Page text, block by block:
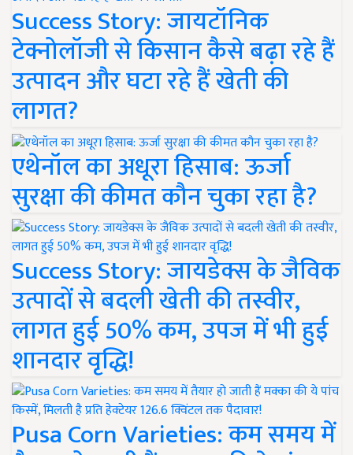
Success Story: जायटॉनिक
टेक्नोलॉजी से किसान कैसे बढ़ा रहे हैं
उत्पादन और घटा रहे हैं खेती की
लागत?
एथेनॉल का अधूरा हिसाब: ऊर्जा
सुरक्षा की कीमत कौन चुका रहा है?
Success Story: जायडेक्स के जैविक
उत्पादों से बदली खेती की तस्वीर,
लागत हुई 50% कम, उपज में भी हुई
शानदार वृद्धि!
Pusa Corn Varieties: कम समय में